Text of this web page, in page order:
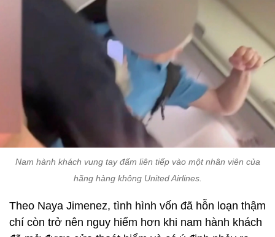
Nam hành khách vung tay đấm liên tiếp vào một nhân viên của
hãng hàng không United Airlines.
Theo Naya Jimenez, tình hình vốn đã hỗn loạn thậm
chí còn trở nên nguy hiểm hơn khi nam hành khách